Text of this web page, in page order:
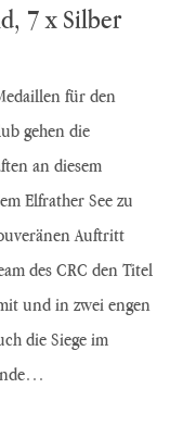
7 x Silber
für den
gehen die
an diesem
Elfrather See zu
Auftritt
des CRC den Titel
und in zwei engen
die Siege im